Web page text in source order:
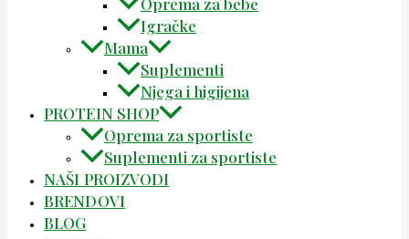
Igračke
Mama
Suplementi
Njega i higijena
PROTEIN SHOP
Oprema za sportiste
Suplementi za sportiste
NAŠI PROIZVODI
BRENDOVI
BLOG